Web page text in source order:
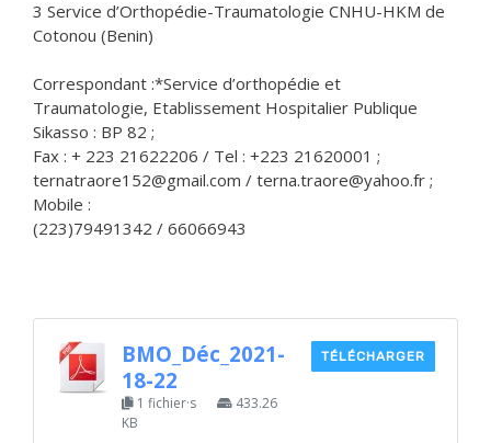
3 Service d’Orthopédie-Traumatologie CNHU-HKM de
Cotonou (Benin)
Correspondant :*Service d’orthopédie et
Traumatologie, Etablissement Hospitalier Publique
Sikasso : BP 82 ;
Fax : + 223 21622206 / Tel : +223 21620001 ;
ternatraore152@gmail.com / terna.traore@yahoo.fr ;
Mobile :
(223)79491342 / 66066943
BMO_Déc_2021-
18-22
1 fichier·s
433.26
KB
TÉLÉCHARGER